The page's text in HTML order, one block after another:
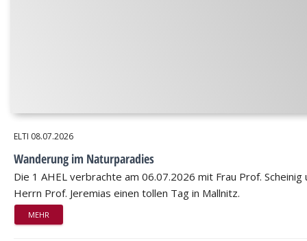
ELTI 08.07.2026
Wanderung im Naturparadies
Die 1 AHEL verbrachte am 06.07.2026 mit Frau Prof. Scheinig
Herrn Prof. Jeremias einen tollen Tag in Mallnitz.
MEHR